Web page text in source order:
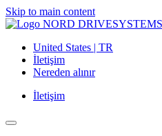
Skip to main content
United States | TR
İletişim
Nereden alınır
İletişim